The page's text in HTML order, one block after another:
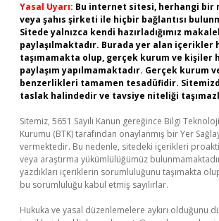
Yasal Uyarı: Bu internet sitesi, herhangi bir
veya şahıs şirketi ile hiçbir bağlantısı
Sitede yalnızca kendi hazırladığımız
paylaşılmaktadır. Burada yer alan içerikler
taşımamakta olup, gerçek kurum ve kişiler
paylaşım yapılmamaktadır. Gerçek kurum
benzerlikleri tamamen tesadüfidir.
taslak halindedir ve tavsiye niteliği
Sitemiz, 5651 Sayılı Kanun gereğince Bilgi
Kurumu (BTK) tarafından onaylanmış bir Yer
vermektedir. Bu nedenle, sitedeki içerikleri
veya araştırma yükümlülüğümüz
yazdıkları içeriklerin sorumluluğunu taşımakta
bu sorumluluğu kabul etmiş sayılırlar.
Hukuka ve yasal düzenlemelere aykırı olduğunu